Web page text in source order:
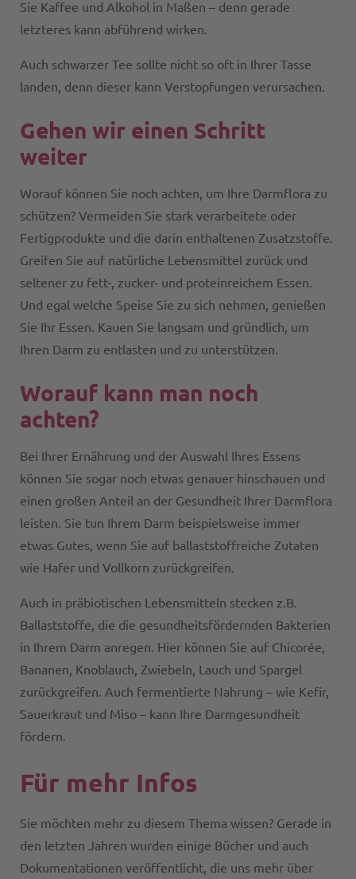
Sie Kaffee und Alkohol in Maßen – denn gerade
letzteres kann abführend wirken.
Auch schwarzer Tee sollte nicht so oft in Ihrer Tasse
landen, denn dieser kann Verstopfungen verursachen.
Gehen wir einen Schritt
weiter
Worauf können Sie noch achten, um Ihre Darmflora zu
schützen? Vermeiden Sie stark verarbeitete oder
Fertigprodukte und die darin enthaltenen Zusatzstoffe.
Greifen Sie auf natürliche Lebensmittel zurück und
seltener zu fett-, zucker- und proteinreichem Essen.
Und egal welche Speise Sie zu sich nehmen, genießen
Sie Ihr Essen. Kauen Sie langsam und gründlich, um
Ihren Darm zu entlasten und zu unterstützen.
Worauf kann man noch
achten?
Bei Ihrer Ernährung und der Auswahl Ihres Essens
können Sie sogar noch etwas genauer hinschauen und
einen großen Anteil an der Gesundheit Ihrer Darmflora
leisten. Sie tun Ihrem Darm beispielsweise immer
etwas Gutes, wenn Sie auf ballaststoffreiche Zutaten
wie Hafer und Vollkorn zurückgreifen.
Auch in präbiotischen Lebensmitteln stecken z.B.
Ballaststoffe, die die gesundheitsfördernden Bakterien
in Ihrem Darm anregen. Hier können Sie auf Chicorée,
Bananen, Knoblauch, Zwiebeln, Lauch und Spargel
zurückgreifen. Auch fermentierte Nahrung – wie Kefir,
Sauerkraut und Miso – kann Ihre Darmgesundheit
fördern.
Für mehr Infos
Sie möchten mehr zu diesem Thema wissen? Gerade in
den letzten Jahren wurden einige Bücher und auch
Dokumentationen veröffentlicht, die uns mehr über